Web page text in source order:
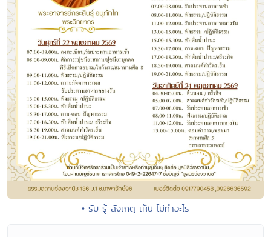
• รับ รู้ สังเกตุ เห็น ไม่ทำอะไร